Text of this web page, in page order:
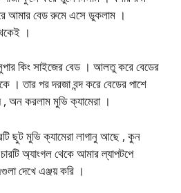
আমার বেড রুমে এসে ডুকলাম ।
।
কিং সাইজের বেড । আলতু করে বেডের
। তার পর দরজা বন্দ করে বেডের পাশে
, অন করলাম মুভি ক্যামেরা ।
ছুট মুভি ক্যামেরা লাগানু আছে , কুন
অ্যাংগল থেকে আমার ল্যাপটপে
দেখে এঞ্জয় করি ।